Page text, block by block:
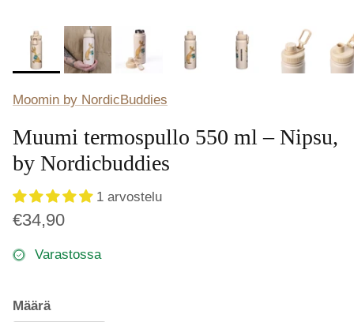
Moomin by NordicBuddies
Muumi termospullo 550 ml – Nipsu,
by Nordicbuddies
1 arvostelu
€34,90
Varastossa
Määrä